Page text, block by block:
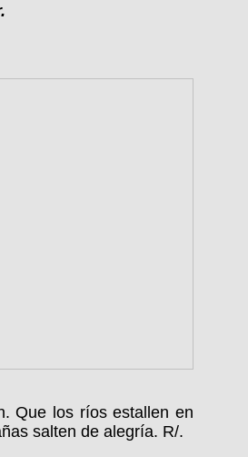
Que los ríos estallen en
salten de alegría. R/.